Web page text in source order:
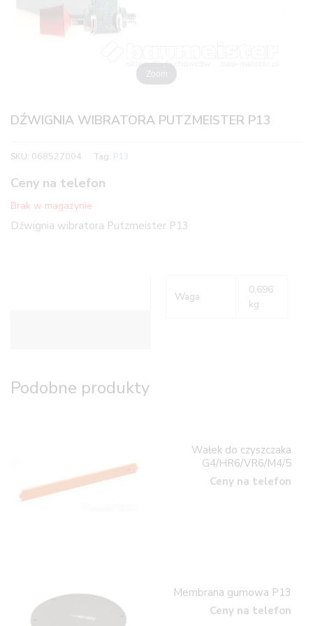
Zoom
DŹWIGNIA WIBRATORA PUTZMEISTER P13
SKU: 068527004 Tag: P13
Ceny na telefon
Brak w magazynie
Dźwignia wibratora Putzmeister P13
Waga
0,696
kg
Podobne produkty
Wałek do czyszczaka
G4/HR6/VR6/M4/5
Ceny na telefon
Membrana gumowa P13
Ceny na telefon